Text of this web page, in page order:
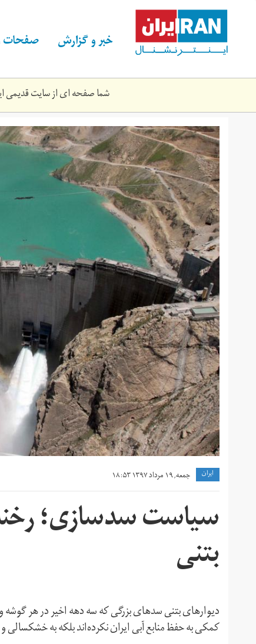
content خبر و گزارش صفحات
شما صفحه ای از سایت قدیمی
211_orig.jpg
ايران جمعه, ۱۹ مرداد ۱۳۹۷ ۱۸:۵۳
سیاست سدسازی؛
بتنی
دیوارهای بتنی سدهای بزرگی که سه دهه‌ اخیر در هر گوشه‌
کمکی به حفظ منابع آبی ایران نکرده‌اند بلکه به